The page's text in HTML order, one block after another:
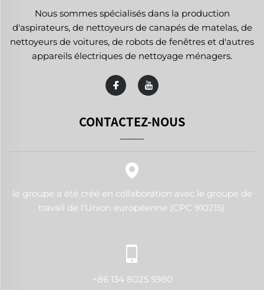
Nous sommes spécialisés dans la production
d'aspirateurs, de nettoyeurs de canapés de matelas, de
nettoyeurs de voitures, de robots de fenêtres et d'autres
appareils électriques de nettoyage ménagers.
CONTACTEZ-NOUS
le groupe a été créé en collaboration avec le groupe de
travail de l'Union européenne (CPC 910215).
+86 134 8025 5980